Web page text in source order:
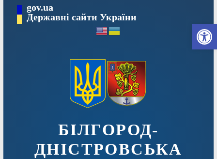
вмісту
gov.ua
Державні сайти України
БІЛГОРОД-
ДНІСТРОВСЬКА